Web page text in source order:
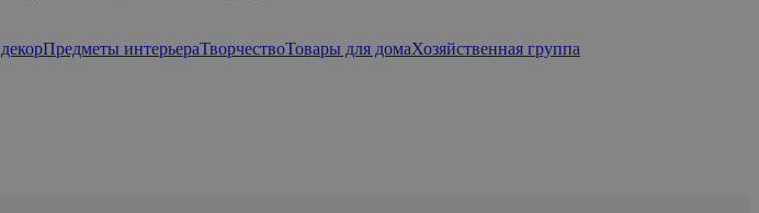
Предметы интерьераТворчествоТовары для домаХозяйственная группа